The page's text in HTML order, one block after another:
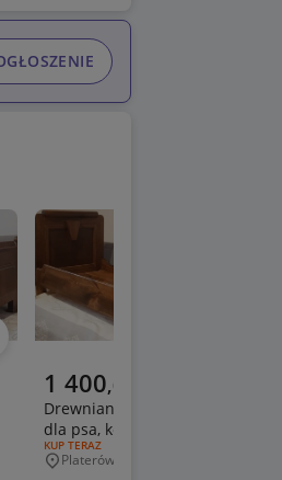
Aktualna cena
1 400,00
Drewniane łóżeczko
dla psa, kota
RODZAJ OFERTY:
KUP TERAZ
Miejscowość
Platerów